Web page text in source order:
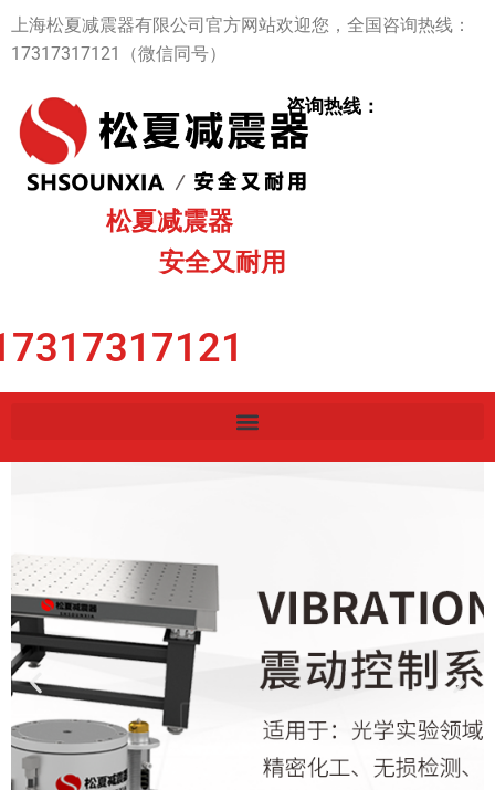
至
上海松夏减震器有限公司官方网站欢迎您，全国咨询热线：
17317317121（微信同号）
松夏减震器
安全又耐用
咨询热线：